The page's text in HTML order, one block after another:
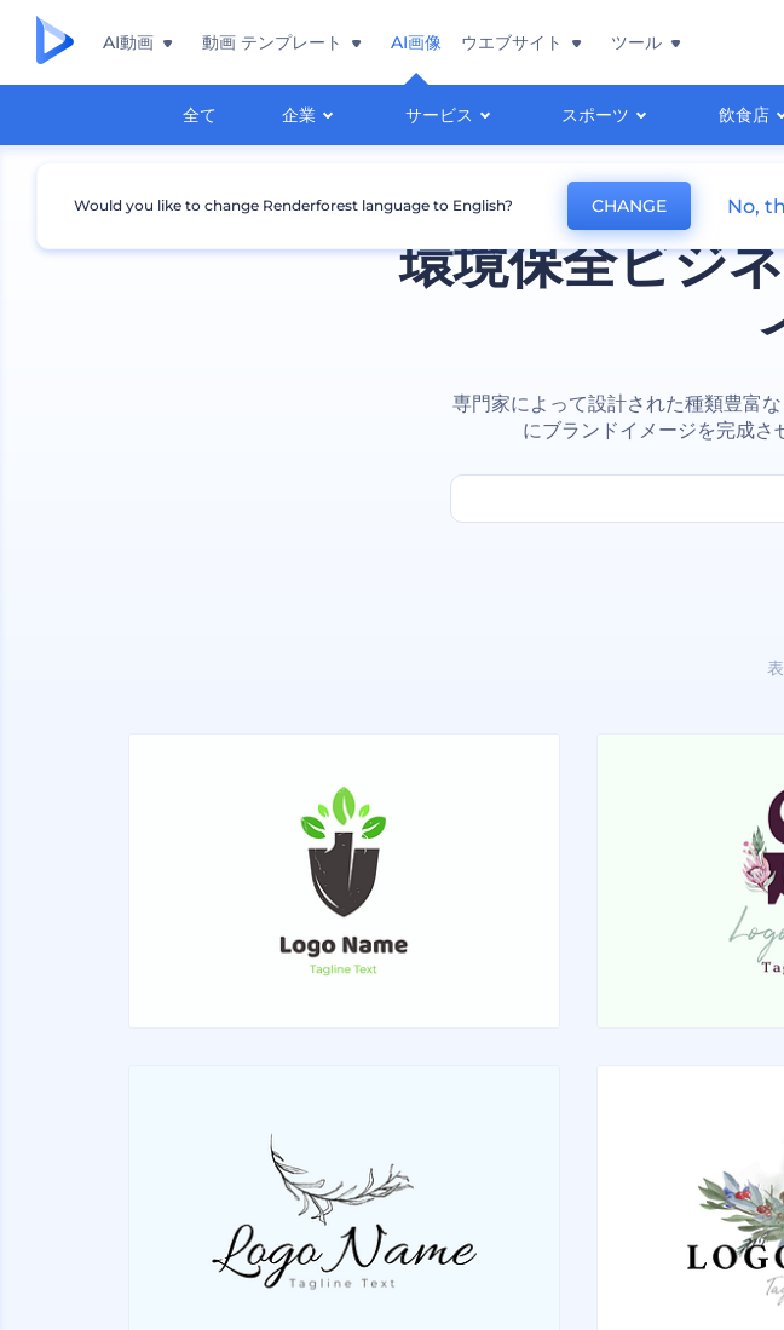
AI動画 動画 テンプレート AI画像
全て 企業 サービス スポーツ 飲食店
ウエブサイト ツール
環境保全ビジ
専門家によって設計された種類豊富
にブランドイメージを完成さ
Would you like to change Renderforest language to English? CHANGE No,